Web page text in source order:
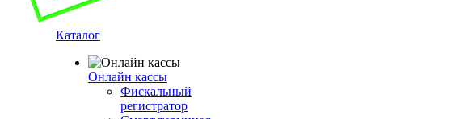
Каталог
Онлайн кассы
Фискальный
регистратор